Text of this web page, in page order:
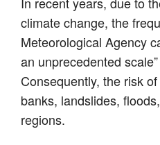
climate change, the
Meteorological Agency
an unprecedented
Consequently, the risk
banks, landslides,
regions.